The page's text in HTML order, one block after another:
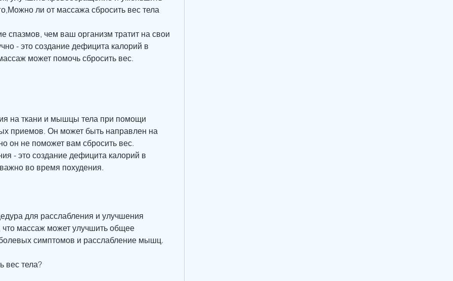
ли от массажа сбросить вес тела
спазмов, чем ваш организм тратит на свои
- это создание дефицита калорий в
может помочь сбросить вес.
на ткани и мышцы тела при помощи
приемов. Он может быть направлен на
он не поможет вам сбросить вес.
- это создание дефицита калорий в
во время похудения.
для расслабления и улучшения
что массаж может улучшить общее
симптомов и расслабление мышц.
вес тела?